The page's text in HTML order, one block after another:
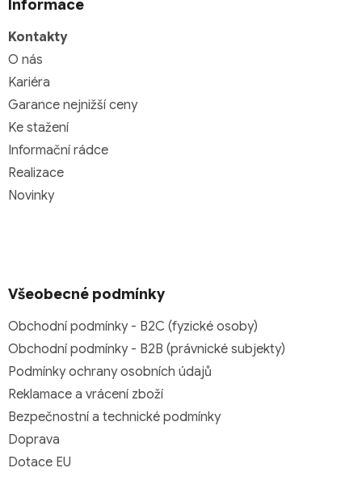
Informace
Kontakty
O nás
Kariéra
Garance nejnižší ceny
Ke stažení
Informační rádce
Realizace
Novinky
Všeobecné podmínky
Obchodní podmínky - B2C (fyzické osoby)
Obchodní podmínky - B2B (právnické subjekty)
Podmínky ochrany osobních údajů
Reklamace a vrácení zboží
Bezpečnostní a technické podmínky
Doprava
Dotace EU